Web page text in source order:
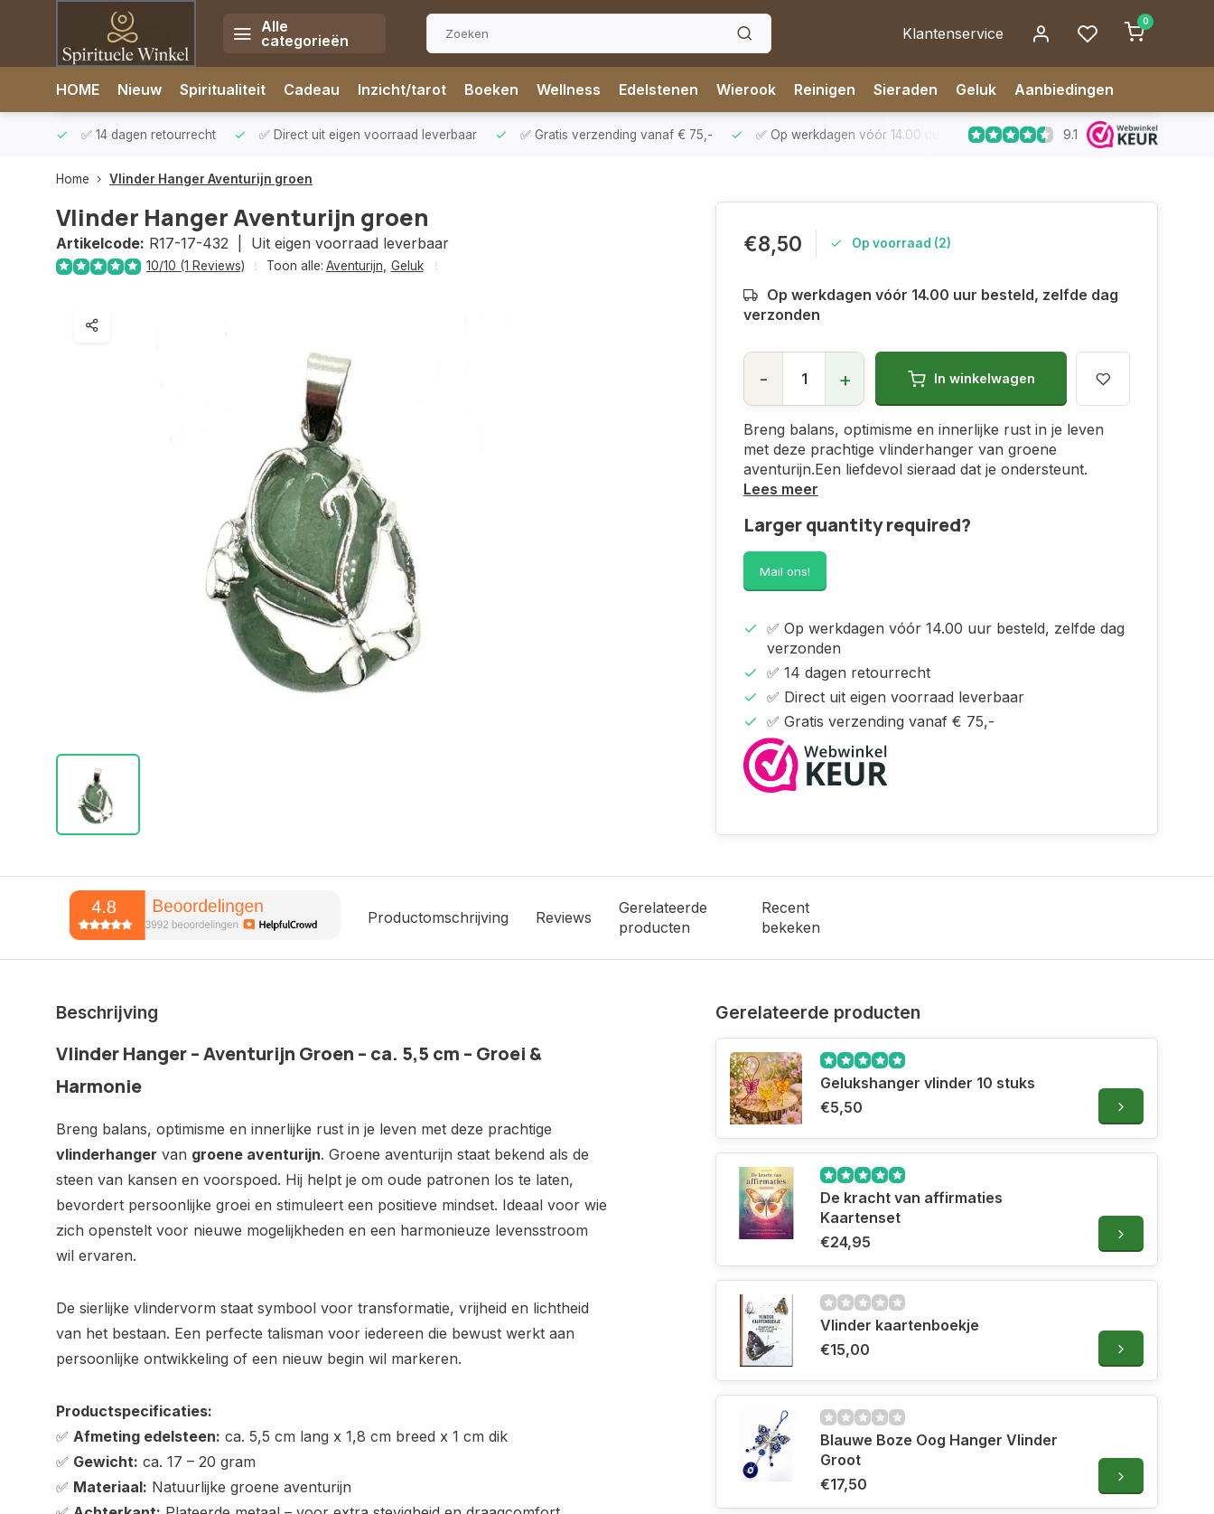
Alle
categorieën
Klantenservice
0
HOME Nieuw Spiritualiteit Cadeau Inzicht/tarot Boeken Wellness Edelstenen Wierook Reinigen Sieraden Geluk Aanbiedingen
✅ 14 dagen retourrecht ✅ Direct uit eigen voorraad leverbaar ✅ Gratis verzending vanaf € 75,- ✅ Op werkdagen vóór 14.00 uur besteld, zelfde dag verzonden
9.1
Home Vlinder Hanger Aventurijn groen
Vlinder Hanger Aventurijn groen
Artikelcode: R17-17-432 | Uit eigen voorraad leverbaar
10/10 (1 Reviews) Toon alle: Aventurijn Geluk
€8,50 Op voorraad (2)
Op werkdagen vóór 14.00 uur besteld, zelfde dag
verzonden
- + In winkelwagen
Breng balans, optimisme en innerlijke rust in je leven
met deze prachtige vlinderhanger van groene
aventurijn.Een liefdevol sieraad dat je ondersteunt.
Lees meer
Larger quantity required?
Mail ons!
✅ Op werkdagen vóór 14.00 uur besteld, zelfde dag
verzonden
✅ 14 dagen retourrecht
✅ Direct uit eigen voorraad leverbaar
✅ Gratis verzending vanaf € 75,-
Productomschrijving Reviews
Gerelateerde
producten
Recent
bekeken
Beschrijving
Vlinder Hanger – Aventurijn Groen – ca. 5,5 cm – Groei &
Harmonie
Breng balans, optimisme en innerlijke rust in je leven met deze prachtige
vlinderhanger van groene aventurijn. Groene aventurijn staat bekend als de
steen van kansen en voorspoed. Hij helpt je om oude patronen los te laten,
bevordert persoonlijke groei en stimuleert een positieve mindset. Ideaal voor wie
zich openstelt voor nieuwe mogelijkheden en een harmonieuze levensstroom
wil ervaren.
De sierlijke vlindervorm staat symbool voor transformatie, vrijheid en lichtheid
van het bestaan. Een perfecte talisman voor iedereen die bewust werkt aan
persoonlijke ontwikkeling of een nieuw begin wil markeren.
Productspecificaties:
✅ Afmeting edelsteen: ca. 5,5 cm lang x 1,8 cm breed x 1 cm dik
✅ Gewicht: ca. 17 – 20 gram
✅ Materiaal: Natuurlijke groene aventurijn
Gerelateerde producten
Gelukshanger vlinder 10 stuks
€5,50
De kracht van affirmaties
Kaartenset
€24,95
Vlinder kaartenboekje
€15,00
Blauwe Boze Oog Hanger Vlinder
Groot
€17,50